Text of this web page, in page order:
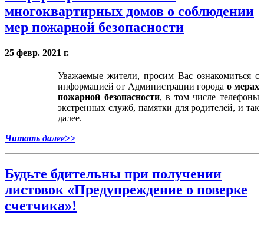
многоквартирных домов о соблюдении
мер пожарной безопасности
25 февр. 2021 г.
Уважаемые жители, просим Вас ознакомиться с
информацией от Администрации города о мерах
пожарной безопасности, в том числе телефоны
экстренных служб, памятки для родителей, и так
далее.
Читать далее>>
Будьте бдительны при получении
листовок «Предупреждение о поверке
счетчика»!